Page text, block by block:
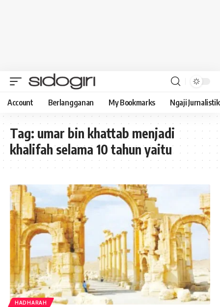
Account Berlangganan My Bookmarks Ngaji Jurnalistik
Tag: umar bin khattab menjadi
khalifah selama 10 tahun yaitu
HADHARAH